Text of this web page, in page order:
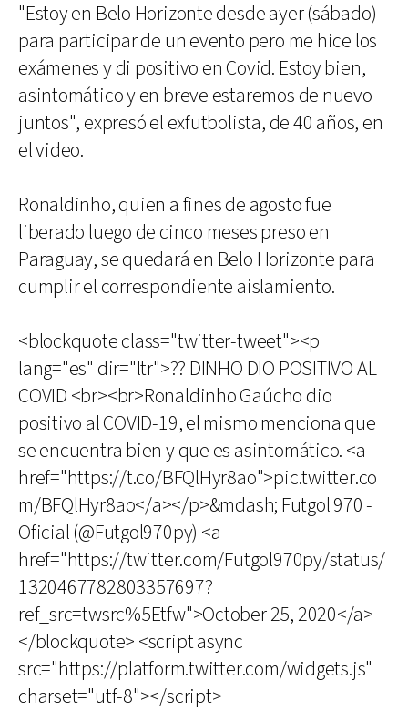
"Estoy en Belo Horizonte desde ayer (sábado)
para participar de un evento pero me hice los
exámenes y di positivo en Covid. Estoy bien,
asintomático y en breve estaremos de nuevo
juntos", expresó el exfutbolista, de 40 años, en
el video.
Ronaldinho, quien a fines de agosto fue
liberado luego de cinco meses preso en
Paraguay, se quedará en Belo Horizonte para
cumplir el correspondiente aislamiento.
<blockquote class="twitter-tweet"><p
lang="es" dir="ltr">?? DINHO DIO POSITIVO AL
COVID <br><br>Ronaldinho Gaúcho dio
positivo al COVID-19, el mismo menciona que
se encuentra bien y que es asintomático. <a
href="https://t.co/BFQlHyr8ao">pic.twitter.co
m/BFQlHyr8ao</a></p>&mdash; Futgol 970 -
Oficial (@Futgol970py) <a
href="https://twitter.com/Futgol970py/status/
1320467782803357697?
ref_src=twsrc%5Etfw">October 25, 2020</a>
</blockquote> <script async
src="https://platform.twitter.com/widgets.js"
charset="utf-8"></script>